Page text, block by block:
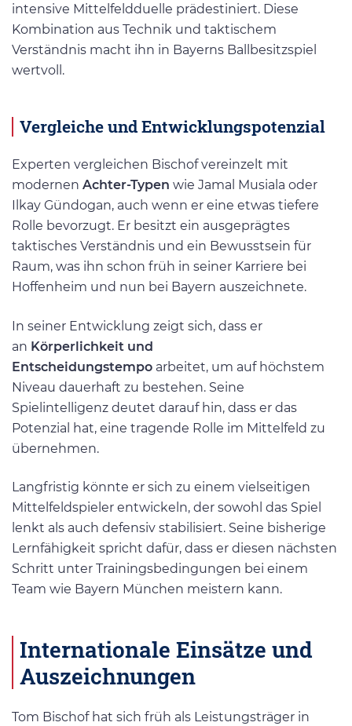
intensive Mittelfeldduelle prädestiniert. Diese
Kombination aus Technik und taktischem
Verständnis macht ihn in Bayerns Ballbesitzspiel
wertvoll.
Vergleiche und Entwicklungspotenzial
Experten vergleichen Bischof vereinzelt mit
modernen Achter-Typen wie Jamal Musiala oder
Ilkay Gündogan, auch wenn er eine etwas tiefere
Rolle bevorzugt. Er besitzt ein ausgeprägtes
taktisches Verständnis und ein Bewusstsein für
Raum, was ihn schon früh in seiner Karriere bei
Hoffenheim und nun bei Bayern auszeichnete.
In seiner Entwicklung zeigt sich, dass er
an Körperlichkeit und
Entscheidungstempo arbeitet, um auf höchstem
Niveau dauerhaft zu bestehen. Seine
Spielintelligenz deutet darauf hin, dass er das
Potenzial hat, eine tragende Rolle im Mittelfeld zu
übernehmen.
Langfristig könnte er sich zu einem vielseitigen
Mittelfeldspieler entwickeln, der sowohl das Spiel
lenkt als auch defensiv stabilisiert. Seine bisherige
Lernfähigkeit spricht dafür, dass er diesen nächsten
Schritt unter Trainingsbedingungen bei einem
Team wie Bayern München meistern kann.
Internationale Einsätze und
Auszeichnungen
Tom Bischof hat sich früh als Leistungsträger in